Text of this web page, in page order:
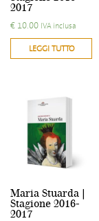
2017
€ 10.00 IVA inclusa
LEGGI TUTTO
Maria Stuarda |
Stagione 2016-
2017